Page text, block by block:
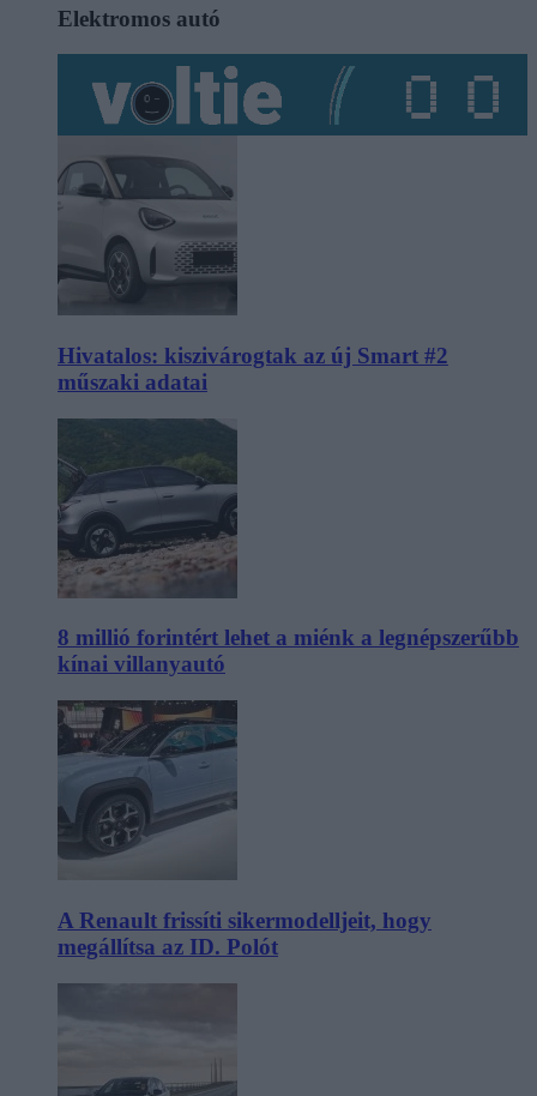
Elektromos autó
Hivatalos: kiszivárogtak az új Smart #2
műszaki adatai
8 millió forintért lehet a miénk a legnépszerűbb
kínai villanyautó
A Renault frissíti sikermodelljeit, hogy
megállítsa az ID. Polót